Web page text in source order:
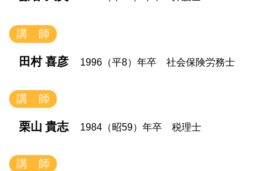
講 師
田村 喜彦 1996（平8）年卒 社会保険労務士
講 師
栗山 貴志 1984（昭59）年卒 税理士
講 師